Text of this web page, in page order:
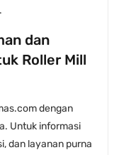
dan
Roller Mill
dengan
Untuk informasi
dan layanan purna